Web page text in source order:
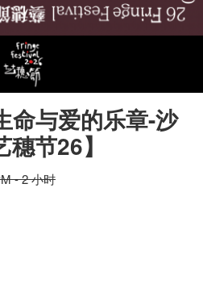
命与爱的乐章-沙
节26】
- 2 小时